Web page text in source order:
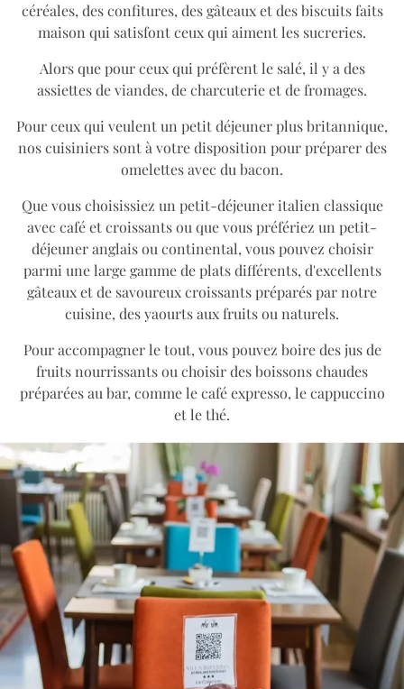
céréales, des confitures, des gâteaux et des biscuits faits
maison qui satisfont ceux qui aiment les sucreries.
Alors que pour ceux qui préfèrent le salé, il y a des
assiettes de viandes, de charcuterie et de fromages.
Pour ceux qui veulent un petit déjeuner plus britannique,
nos cuisiniers sont à votre disposition pour préparer des
omelettes avec du bacon.
Que vous choisissiez un petit-déjeuner italien classique
avec café et croissants ou que vous préfériez un petit-
déjeuner anglais ou continental, vous pouvez choisir
parmi une large gamme de plats différents, d'excellents
gâteaux et de savoureux croissants préparés par notre
cuisine, des yaourts aux fruits ou naturels.
Pour accompagner le tout, vous pouvez boire des jus de
fruits nourrissants ou choisir des boissons chaudes
préparées au bar, comme le café expresso, le cappuccino
et le thé.